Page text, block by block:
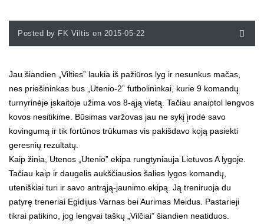
Posted by FK Viltis on 2015-05-22
Jau šiandien „Vilties” laukia iš pažiūros lyg ir nesunkus mačas,
nes priešininkas bus „Utenio-2” futbolininkai, kurie 9 komandų
turnyrinėje įskaitoje užima vos 8-ąją vietą. Tačiau anaiptol lengvos
kovos nesitikime. Būsimas varžovas jau ne sykį įrodė savo
kovingumą ir tik fortūnos trūkumas vis pakišdavo koją pasiekti
geresnių rezultatų.
Kaip žinia, Utenos „Utenio” ekipa rungtyniauja Lietuvos A lygoje.
Tačiau kaip ir daugelis aukščiausios šalies lygos komandų,
uteniškiai turi ir savo antrąją-jaunimo ekipą. Ją treniruoja du
patyrę treneriai Egidijus Varnas bei Aurimas Meidus. Pastarieji
tikrai patikino, jog lengvai taškų „Vilčiai” šiandien neatiduos.